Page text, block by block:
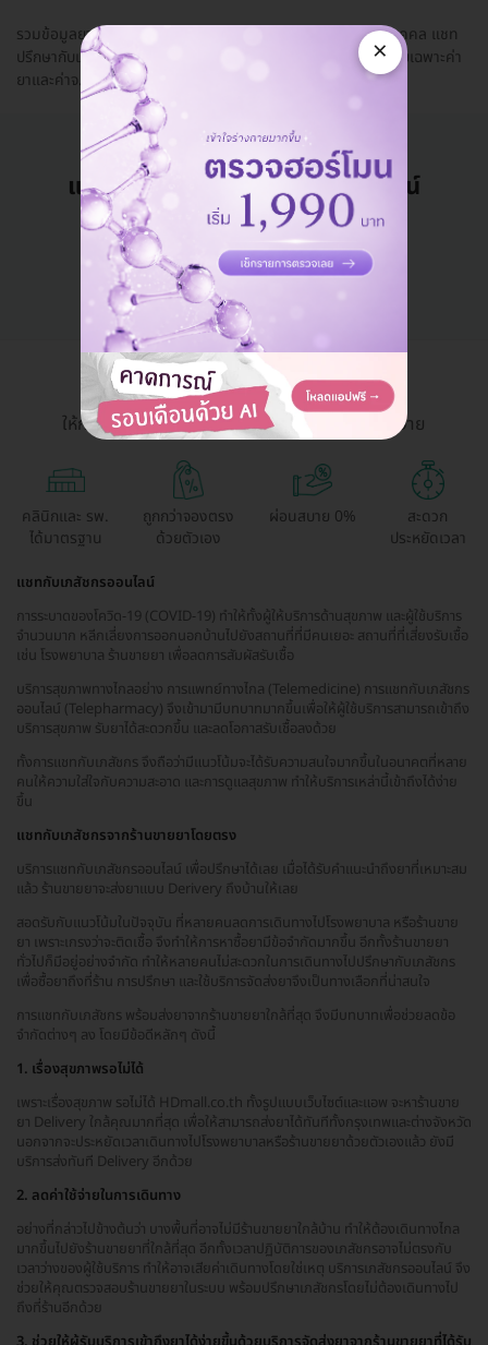
รวมข้อมูลยา ใช้ยาอะไรดีให้เหมาะกับอาการและสุขภาพของแต่ละบุคคล แชท
ปรึกษากับเภสัชกรที่มีใบอนุญาตให้แน่ใจก่อน! ปรึกษาฟรี มีค่าใช้จ่ายเฉพาะค่า
ยาและค่าจ...อ่านเพิ่ม
แอดมินพร้อมดูแลคุณทุกวันทางไลน์
คุยกับแอดมิน ฟรี!
HDmall Health ดี อะไรก็ดี
ให้การเข้าถึงบริการสุขภาพและความงามเป็นเรื่องง่าย
คลินิกและ รพ.
ได้มาตรฐาน
ถูกกว่าจองตรง
ด้วยตัวเอง
ผ่อนสบาย 0%
สะดวก
ประหยัดเวลา
แชทกับเภสัชกรออนไลน์
การระบาดของโควิด-19 (COVID-19) ทำให้ทั้งผู้ให้บริการด้านสุขภาพ และผู้ใช้บริการ
จำนวนมาก หลีกเลี่ยงการออกนอกบ้านไปยังสถานที่ที่มีคนเยอะ สถานที่ที่เสี่ยงรับเชื้อ
เช่น โรงพยาบาล ร้านขายยา เพื่อลดการสัมผัสรับเชื้อ
บริการสุขภาพทางไกลอย่าง การแพทย์ทางไกล (Telemedicine) การแชทกับเภสัชกร
ออนไลน์ (Telepharmacy) จึงเข้ามามีบทบาทมากขึ้นเพื่อให้ผู้ใช้บริการสามารถเข้าถึง
บริการสุขภาพ รับยาได้สะดวกขึ้น และลดโอกาสรับเชื้อลงด้วย
ทั้งการแชทกับเภสัชกร จึงถือว่ามีแนวโน้มจะได้รับความสนใจมากขึ้นในอนาคตที่หลาย
คนให้ความใส่ใจกับความสะอาด และการดูแลสุขภาพ ทำให้บริการเหล่านี้เข้าถึงได้ง่าย
ขึ้น
แชทกับเภสัชกรจากร้านขายยาโดยตรง
บริการแชทกับเภสัชกรออนไลน์ เพื่อปรึกษาได้เลย เมื่อได้รับคำแนะนำถึงยาที่เหมาะสม
แล้ว ร้านขายยาจะส่งยาแบบ Derivery ถึงบ้านให้เลย
สอดรับกับแนวโน้มในปัจจุบัน ที่หลายคนลดการเดินทางไปโรงพยาบาล หรือร้านขาย
ยา เพราะเกรงว่าจะติดเชื้อ จึงทำให้การหาซื้อยามีข้อจำกัดมากขึ้น อีกทั้งร้านขายยา
ทั่วไปก็มีอยู่อย่างจำกัด ทำให้หลายคนไม่สะดวกในการเดินทางไปปรึกษากับเภสัชกร
เพื่อซื้อยาถึงที่ร้าน การปรึกษา และใช้บริการจัดส่งยาจึงเป็นทางเลือกที่น่าสนใจ
การแชทกับเภสัชกร พร้อมส่งยาจากร้านขายยาใกล้ที่สุด จึงมีบทบาทเพื่อช่วยลดข้อ
จำกัดต่างๆ ลง โดยมีข้อดีหลักๆ ดังนี้
1. เรื่องสุขภาพรอไม่ได้
เพราะเรื่องสุขภาพ รอไม่ได้ HDmall.co.th ทั้งรูปแบบเว็บไซต์และแอพ จะหาร้านขาย
ยา Delivery ใกล้คุณมากที่สุด เพื่อให้สามารถส่งยาได้ทันทีทั้งกรุงเทพและต่างจังหวัด
นอกจากจะประหยัดเวลาเดินทางไปโรงพยาบาลหรือร้านขายยาด้วยตัวเองแล้ว ยังมี
บริการส่งทันที Delivery อีกด้วย
2. ลดค่าใช้จ่ายในการเดินทาง
อย่างที่กล่าวไปข้างต้นว่า บางพื้นที่อาจไม่มีร้านขายยาใกล้บ้าน ทำให้ต้องเดินทางไกล
มากขึ้นไปยังร้านขายยาที่ใกล้ที่สุด อีกทั้งเวลาปฏิบัติการของเภสัชกรอาจไม่ตรงกับ
เวลาว่างของผู้ใช้บริการ ทำให้อาจเสียค่าเดินทางโดยใช่เหตุ บริการเภสัชกรออนไลน์ จึง
ช่วยให้คุณตรวจสอบร้านขายยาในระบบ พร้อมปรึกษาเภสัชกรโดยไม่ต้องเดินทางไป
ถึงที่ร้านอีกด้วย
×